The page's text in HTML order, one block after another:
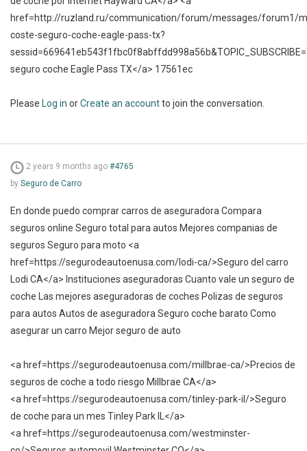
href=http://ruzland.ru/communication/forum/messages/forum1/
coste-seguro-coche-eagle-pass-tx?
seguro coche Eagle Pass TX</a> 17561ec
Please Log in orCreate an accountto join the conversation.
2 years 9 months ago #4765
by Seguro de Carro
En donde puedo comprar carros de aseguradora Compara
seguros online Seguro total para autos Mejores companias de
seguros Seguro para moto <a
href=https://segurodeautoenusa.com/lodi-ca/>Seguro del carro
Lodi CA</a> Instituciones aseguradoras Cuanto vale un seguro de
coche Las mejores aseguradoras de coches Polizas de seguros
para autos Autos de aseguradora Seguro coche barato Como
asegurar un carro Mejor seguro de auto
<a href=https://segurodeautoenusa.com/millbrae-ca/>Precios de
seguros de coche a todo riesgo Millbrae CA</a>
<a href=https://segurodeautoenusa.com/tinley-park-il/>Seguro
de coche para un mes Tinley Park IL</a>
<a href=https://segurodeautoenusa.com/westminster-